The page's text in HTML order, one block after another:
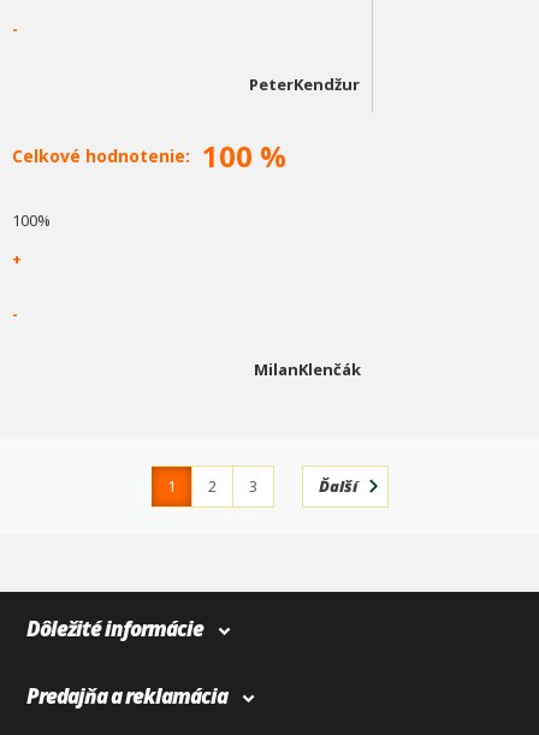
-
PeterKendžur
Celkové hodnotenie: 100 %
100%
+
-
MilanKlenčák
1 2
3
Ďalší
Dôležité informácie
Predajňa a reklamácia